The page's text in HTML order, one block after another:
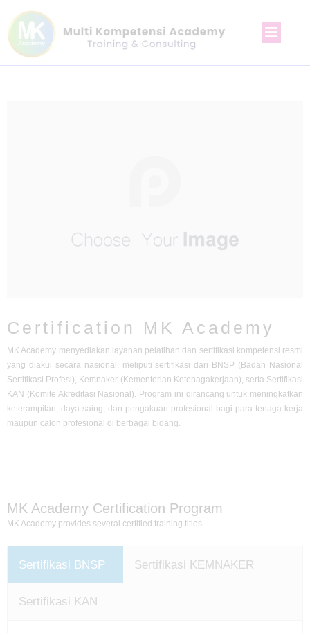
Certification MK Academy
MK Academy menyediakan layanan pelatihan dan sertifikasi kompetensi resmi
yang diakui secara nasional, meliputi sertifikasi dari BNSP (Badan Nasional
Sertifikasi Profesi), Kemnaker (Kementerian Ketenagakerjaan), serta Sertifikasi
KAN (Komite Akreditasi Nasional). Program ini dirancang untuk meningkatkan
keterampilan, daya saing, dan pengakuan profesional bagi para tenaga kerja
maupun calon profesional di berbagai bidang.
MK Academy Certification Program
MK Academy provides several certified training titles
Sertifikasi BNSP Sertifikasi KEMNAKER
Sertifikasi KAN